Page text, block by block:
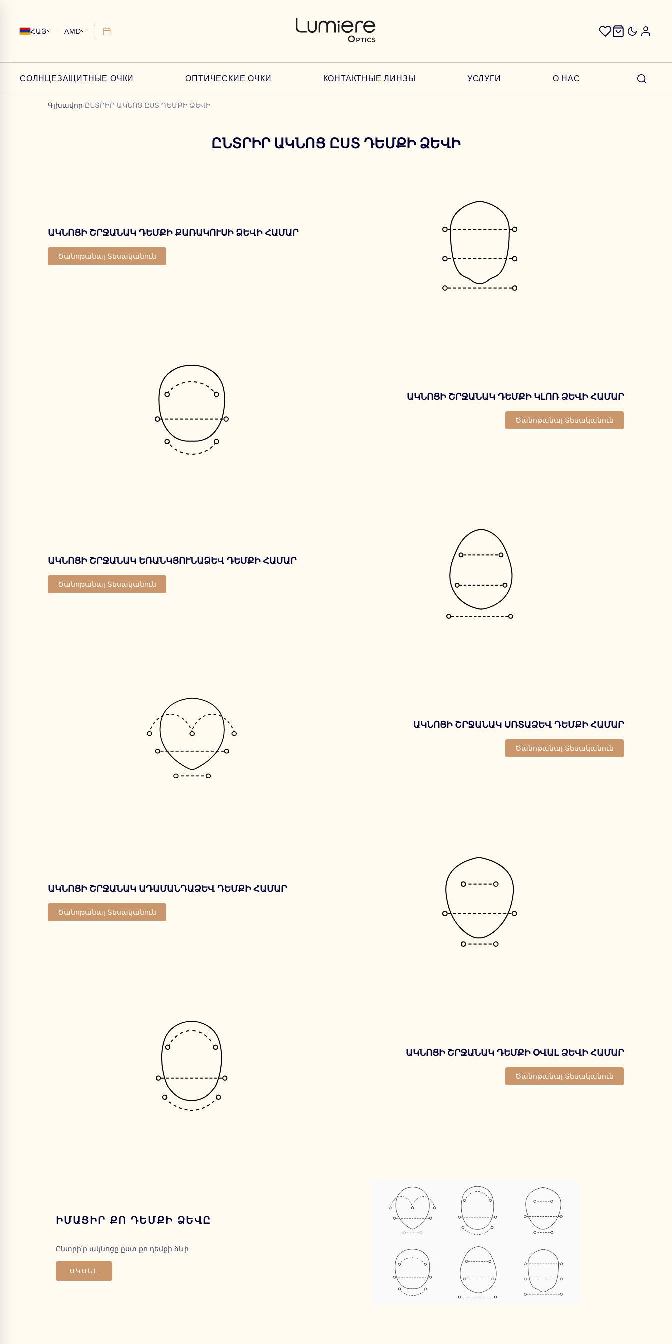
ՀԱՅ AMD
СОЛНЦЕЗАЩИТНЫЕ ОЧКИ ОПТИЧЕСКИЕ ОЧКИ КОНТАКТНЫЕ ЛИНЗЫ УСЛУГИ О НАС
Գլխավոր/ԸՆՏՐԻՐ ԱԿՆՈՑ ԸՍՏ ԴԵՄՔԻ ՁԵՎԻ
ԸՆՏՐԻՐ ԱԿՆՈՑ ԸՍՏ ԴԵՄՔԻ ՁԵՎԻ
ԱԿՆՈՑԻ ՇՐՋԱՆԱԿ ԴԵՄՔԻ ՔԱՌԱԿՈՒՍԻ ՁԵՎԻ ՀԱՄԱՐ
Ծանոթանալ Տեսականուն
ԱԿՆՈՑԻ ՇՐՋԱՆԱԿ ԴԵՄՔԻ ԿԼՈՌ ՁԵՎԻ ՀԱՄԱՐ
Ծանոթանալ Տեսականուն
ԱԿՆՈՑԻ ՇՐՋԱՆԱԿ ԵՌԱՆԿՅՈՒՆԱՁԵՎ ԴԵՄՔԻ ՀԱՄԱՐ
Ծանոթանալ Տեսականուն
ԱԿՆՈՑԻ ՇՐՋԱՆԱԿ ՍՌՏԱՁԵՎ ԴԵՄՔԻ ՀԱՄԱՐ
Ծանոթանալ Տեսականուն
ԱԿՆՈՑԻ ՇՐՋԱՆԱԿ ԱԴԱՄԱՆԴԱՁԵՎ ԴԵՄՔԻ ՀԱՄԱՐ
Ծանոթանալ Տեսականուն
ԱԿՆՈՑԻ ՇՐՋԱՆԱԿ ԴԵՄՔԻ ՕՎԱԼ ՁԵՎԻ ՀԱՄԱՐ
Ծանոթանալ Տեսականուն
ԻՄԱՑԻՐ ՔՈ ԴԵՄՔԻ ՁԵՎԸ
Ընտրի՛ր ակնոցը ըստ քո դեմքի ձևի
ՍԿՍԵԼ